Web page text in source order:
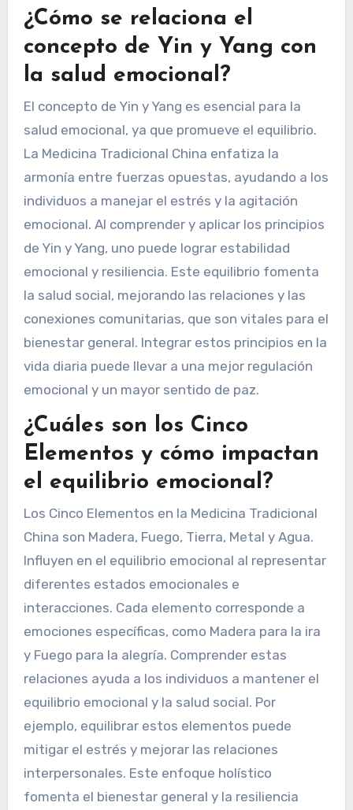
¿Cómo se relaciona el
concepto de Yin y Yang con
la salud emocional?
El concepto de Yin y Yang es esencial para la
salud emocional, ya que promueve el equilibrio.
La Medicina Tradicional China enfatiza la
armonía entre fuerzas opuestas, ayudando a los
individuos a manejar el estrés y la agitación
emocional. Al comprender y aplicar los principios
de Yin y Yang, uno puede lograr estabilidad
emocional y resiliencia. Este equilibrio fomenta
la salud social, mejorando las relaciones y las
conexiones comunitarias, que son vitales para el
bienestar general. Integrar estos principios en la
vida diaria puede llevar a una mejor regulación
emocional y un mayor sentido de paz.
¿Cuáles son los Cinco
Elementos y cómo impactan
el equilibrio emocional?
Los Cinco Elementos en la Medicina Tradicional
China son Madera, Fuego, Tierra, Metal y Agua.
Influyen en el equilibrio emocional al representar
diferentes estados emocionales e
interacciones. Cada elemento corresponde a
emociones específicas, como Madera para la ira
y Fuego para la alegría. Comprender estas
relaciones ayuda a los individuos a mantener el
equilibrio emocional y la salud social. Por
ejemplo, equilibrar estos elementos puede
mitigar el estrés y mejorar las relaciones
interpersonales. Este enfoque holístico
fomenta el bienestar general y la resiliencia